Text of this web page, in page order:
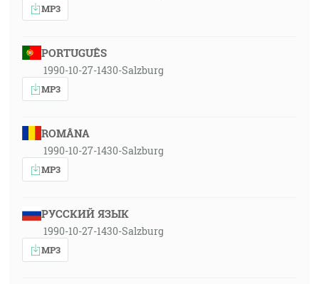
MP3
PORTUGUÊS
1990-10-27-1430-Salzburg
MP3
ROMÂNA
1990-10-27-1430-Salzburg
MP3
РУССКИЙ ЯЗЫК
1990-10-27-1430-Salzburg
MP3